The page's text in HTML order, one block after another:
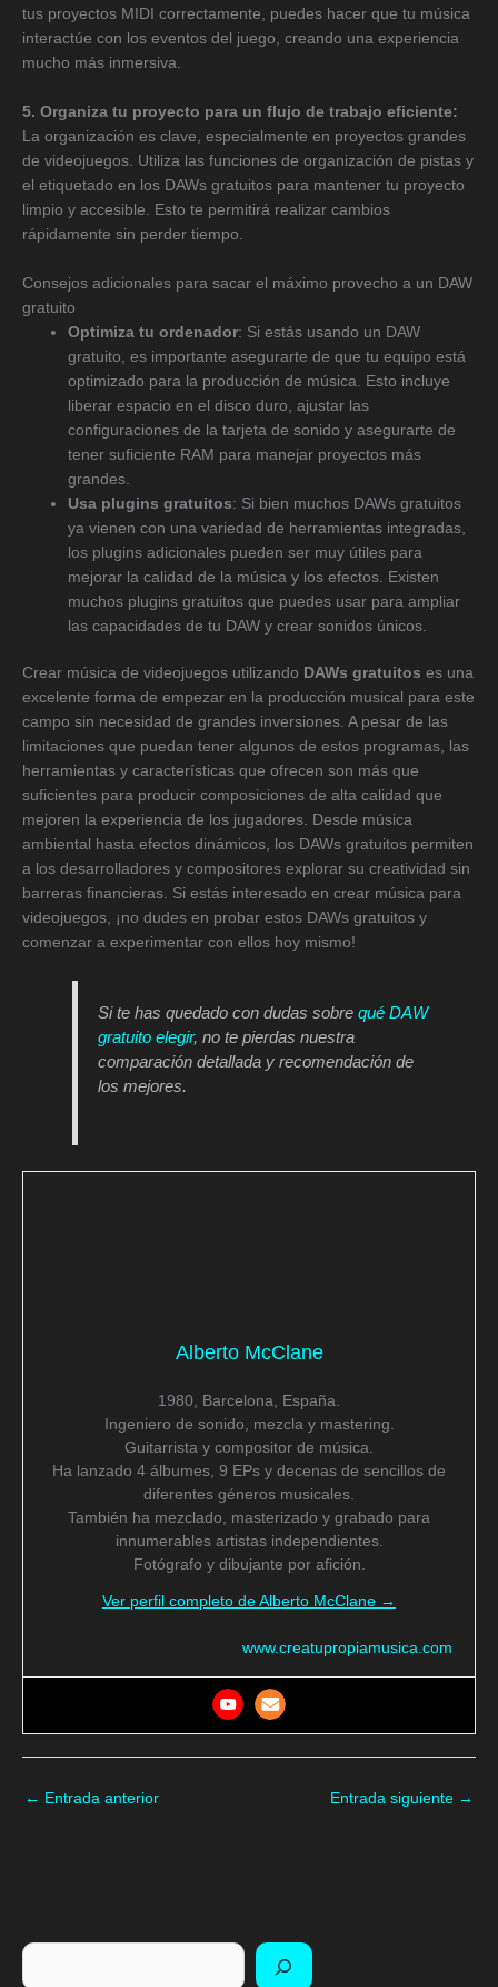
tus proyectos MIDI correctamente, puedes hacer que tu música
interactúe con los eventos del juego, creando una experiencia
mucho más inmersiva.
5. Organiza tu proyecto para un flujo de trabajo eficiente:
La organización es clave, especialmente en proyectos grandes
de videojuegos. Utiliza las funciones de organización de pistas y
el etiquetado en los DAWs gratuitos para mantener tu proyecto
limpio y accesible. Esto te permitirá realizar cambios
rápidamente sin perder tiempo.
Consejos adicionales para sacar el máximo provecho a un DAW
gratuito
Optimiza tu ordenador: Si estás usando un DAW
gratuito, es importante asegurarte de que tu equipo está
optimizado para la producción de música. Esto incluye
liberar espacio en el disco duro, ajustar las
configuraciones de la tarjeta de sonido y asegurarte de
tener suficiente RAM para manejar proyectos más
grandes.
Usa plugins gratuitos: Si bien muchos DAWs gratuitos
ya vienen con una variedad de herramientas integradas,
los plugins adicionales pueden ser muy útiles para
mejorar la calidad de la música y los efectos. Existen
muchos plugins gratuitos que puedes usar para ampliar
las capacidades de tu DAW y crear sonidos únicos.
Crear música de videojuegos utilizando DAWs gratuitos es una
excelente forma de empezar en la producción musical para este
campo sin necesidad de grandes inversiones. A pesar de las
limitaciones que puedan tener algunos de estos programas, las
herramientas y características que ofrecen son más que
suficientes para producir composiciones de alta calidad que
mejoren la experiencia de los jugadores. Desde música
ambiental hasta efectos dinámicos, los DAWs gratuitos permiten
a los desarrolladores y compositores explorar su creatividad sin
barreras financieras. Si estás interesado en crear música para
videojuegos, ¡no dudes en probar estos DAWs gratuitos y
comenzar a experimentar con ellos hoy mismo!
Si te has quedado con dudas sobrequé DAW
gratuito elegir, no te pierdas nuestra
comparación detallada y recomendación de
los mejores.
Alberto McClane
1980, Barcelona, España.
Ingeniero de sonido, mezcla y mastering.
Guitarrista y compositor de música.
Ha lanzado 4 álbumes, 9 EPs y decenas de sencillos de
diferentes géneros musicales.
También ha mezclado, masterizado y grabado para
innumerables artistas independientes.
Fotógrafo y dibujante por afición.
Ver perfil completo de Alberto McClane →
www.creatupropiamusica.com
← Entrada anterior Entrada siguiente →
Buscar